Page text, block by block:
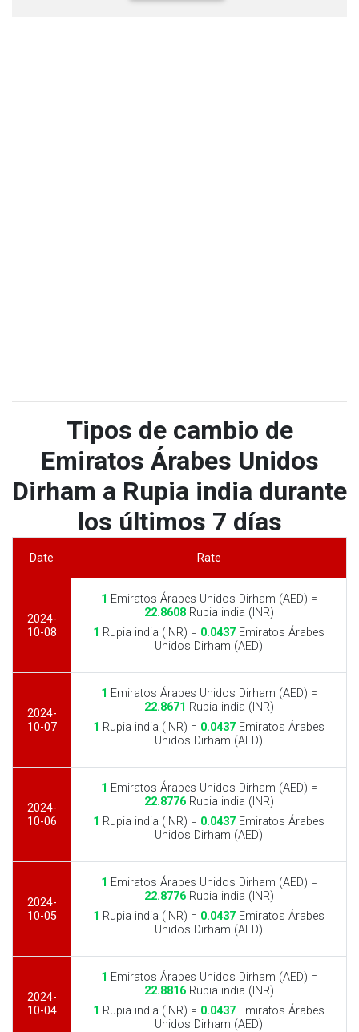
Tipos de cambio de
Emiratos Árabes Unidos
Dirham a Rupia india durante
los últimos 7 días
Date Rate
2024-
10-08
1 Emiratos Árabes Unidos Dirham (AED) =
22.8608Rupia india (INR)
1 Rupia india (INR) = 0.0437 Emiratos Árabes
Unidos Dirham (AED)
2024-
10-07
1 Emiratos Árabes Unidos Dirham (AED) =
22.8671 Rupia india (INR)
1 Rupia india (INR) = 0.0437 Emiratos Árabes
Unidos Dirham (AED)
2024-
10-06
1 Emiratos Árabes Unidos Dirham (AED) =
22.8776Rupia india (INR)
1 Rupia india (INR) = 0.0437 Emiratos Árabes
Unidos Dirham (AED)
2024-
10-05
1 Emiratos Árabes Unidos Dirham (AED) =
22.8776Rupia india (INR)
1 Rupia india (INR) = 0.0437 Emiratos Árabes
Unidos Dirham (AED)
2024-
10-04
1 Emiratos Árabes Unidos Dirham (AED) =
22.8816Rupia india (INR)
1 Rupia india (INR) = 0.0437 Emiratos Árabes
Unidos Dirham (AED)